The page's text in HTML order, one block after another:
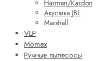
Harman/Kardon
Акустика JBL
Marshall
VLP
Momax
Ручные пылесосы